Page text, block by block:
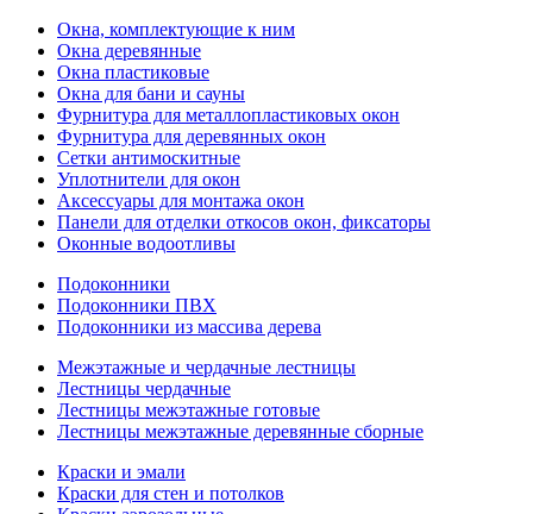
Окна, комплектующие к ним
Окна деревянные
Окна пластиковые
Окна для бани и сауны
Фурнитура для металлопластиковых окон
Фурнитура для деревянных окон
Сетки антимоскитные
Уплотнители для окон
Аксессуары для монтажа окон
Панели для отделки откосов окон, фиксаторы
Оконные водоотливы
Подоконники
Подоконники ПВХ
Подоконники из массива дерева
Межэтажные и чердачные лестницы
Лестницы чердачные
Лестницы межэтажные готовые
Лестницы межэтажные деревянные сборные
Краски и эмали
Краски для стен и потолков